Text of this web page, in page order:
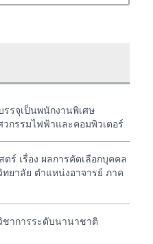
รจุเป็นพนักงานพิเศษ
กรรมไฟฟ้าและคอมพิวเตอร์
ร์ เรื่อง ผลการคัดเลือกบุคคล
ยาลัย ตำแหน่งอาจารย์ ภาค
าการระดับนานาชาติ